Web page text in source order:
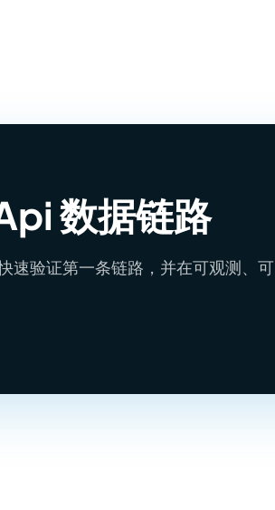
数据链路
速验证第一条链路，并在可观测、可